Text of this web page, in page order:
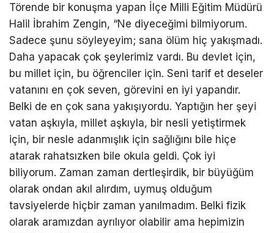
Törende bir konuşma yapan İlçe Milli Eğitim Müdürü
Halil İbrahim Zengin, “Ne diyeceğimi bilmiyorum.
Sadece şunu söyleyeyim; sana ölüm hiç yakışmadı.
Daha yapacak çok şeylerimiz vardı. Bu devlet için,
bu millet için, bu öğrenciler için. Seni tarif et deseler
vatanını en çok seven, görevini en iyi yapandır.
Belki de en çok sana yakışıyordu. Yaptığın her şeyi
vatan aşkıyla, millet aşkıyla, bir nesli yetiştirmek
için, bir nesle adanmışlık için sağlığını bile hiçe
atarak rahatsızken bile okula geldi. Çok iyi
biliyorum. Zaman zaman dertleşirdik, bir büyüğüm
olarak ondan akıl alırdım, uymuş olduğum
tavsiyelerde hiçbir zaman yanılmadım. Belki fizik
olarak aramızdan ayrılıyor olabilir ama hepimizin